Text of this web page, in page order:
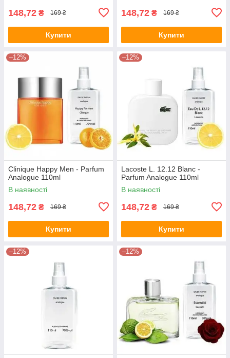
148,72 ₴ 169 ₴
Купити
148,72 ₴ 169 ₴
Купити
–12%
Clinique Happy Men - Parfum
Analogue 110ml
В наявності
148,72 ₴ 169 ₴
Купити
–12%
Lacoste L. 12.12 Blanc -
Parfum Analogue 110ml
В наявності
148,72 ₴ 169 ₴
Купити
–12% –12%